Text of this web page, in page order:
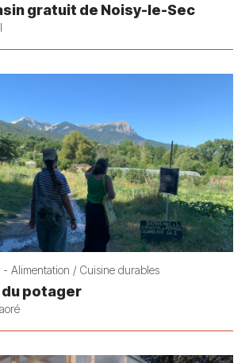
gratuit de Noisy-le-Sec
Alimentation / Cuisine durables
potager